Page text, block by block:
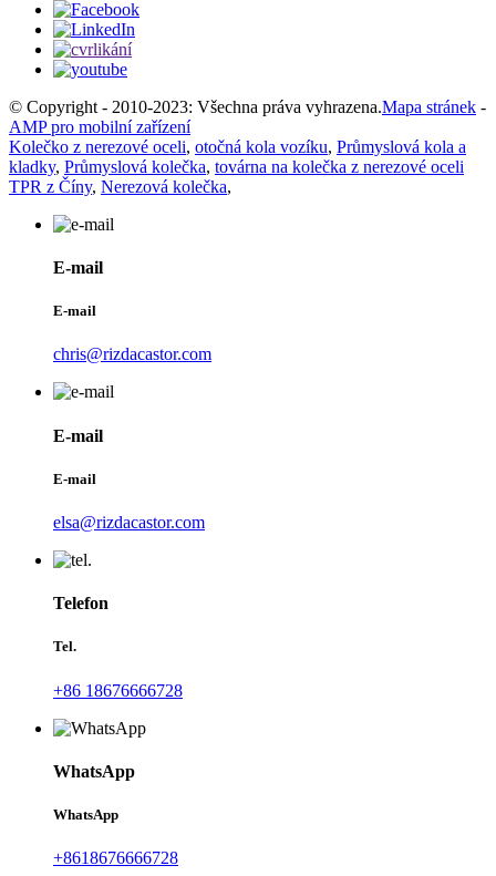
© Copyright - 2010-2023: Všechna práva vyhrazena.Mapa stránek -
AMP pro mobilní zařízení
Kolečko z nerezové oceli, otočná kola vozíku, Průmyslová kola a
kladky, Průmyslová kolečka, továrna na kolečka z nerezové oceli
TPR z Číny, Nerezová kolečka,
E-mail
E-mail
chris@rizdacastor.com
E-mail
E-mail
elsa@rizdacastor.com
Telefon
Tel.
+86 18676666728
WhatsApp
WhatsApp
+8618676666728